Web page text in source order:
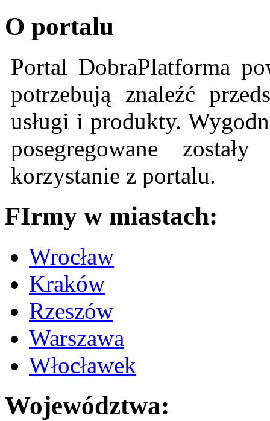
O portalu
Portal DobraPlatforma
potrzebują znaleźć
usługi i produkty.
posegregowane
korzystanie z portalu.
FIrmy w miastach:
Wrocław
Kraków
Rzeszów
Warszawa
Włocławek
Województwa: